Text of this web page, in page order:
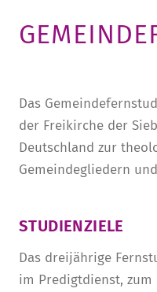
STURA
LADENCAFÉ
HISTORIE
ALUMNI
KARRIERE
Das
der Freikirche der
Deutschland zur
Gemeindegliedern
STUDIENZIELE
Das dreijährige
im Predigtdienst,